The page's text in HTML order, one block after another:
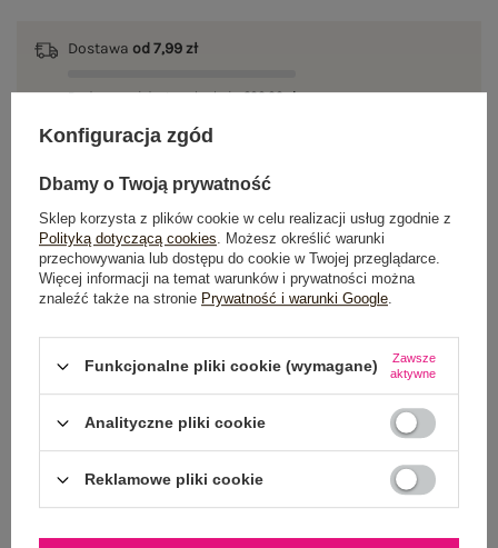
Dostawa od 7,99 zł
Do darmowej dostawy brakuje 200,00 zł
Wysyłkajutro
100 dni na zwrot
OPIS PRODUKTU
GŁÓWNE PARAMETRY
Konfiguracja zgód
Dbamy o Twoją prywatność
Sklep korzysta z plików cookie w celu realizacji usług zgodnie z
Polityką dotyczącą cookies. Możesz określić warunki
przechowywania lub dostępu do cookie w Twojej przeglądarce.
Więcej informacji na temat warunków i prywatności można
znaleźć także na stronie Prywatność i warunki Google.
Funkcjonalne pliki cookie (wymagane)
Zawsze
aktywne
Analityczne pliki cookie
Reklamowe pliki cookie